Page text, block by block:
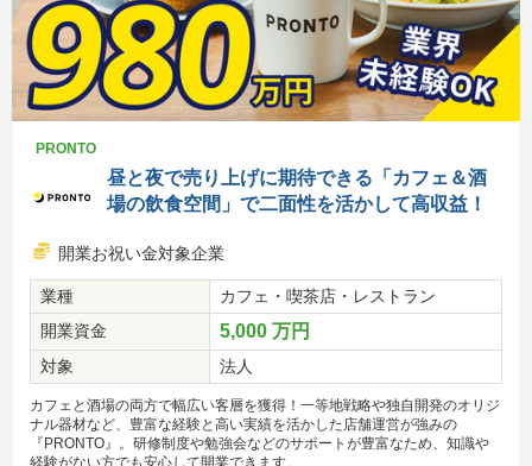
PRONTO
昼と夜で売り上げに期待できる「カフェ＆酒
場の飲食空間」で二面性を活かして高収益！
開業お祝い金対象企業
業種
カフェ・喫茶店・レストラン
開業資金
5,000 万円
対象 法人
カフェと酒場の両方で幅広い客層を獲得！一等地戦略や独自開発のオリジ
ナル器材など、豊富な経験と高い実績を活かした店舗運営が強みの
『PRONTO』。研修制度や勉強会などのサポートが豊富なため、知識や